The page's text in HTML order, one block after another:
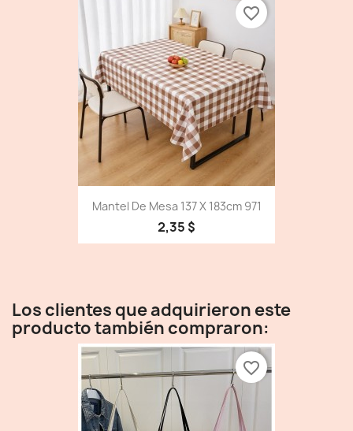
Mantel De Mesa 137 X 183cm 971
2,35 $
favorite_border
Los clientes que adquirieron este
producto también compraron:
favorite_border